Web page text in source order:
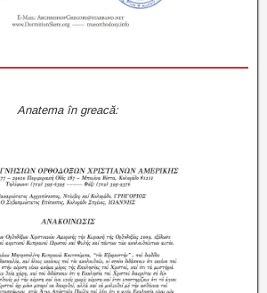
Anatema în greacă: